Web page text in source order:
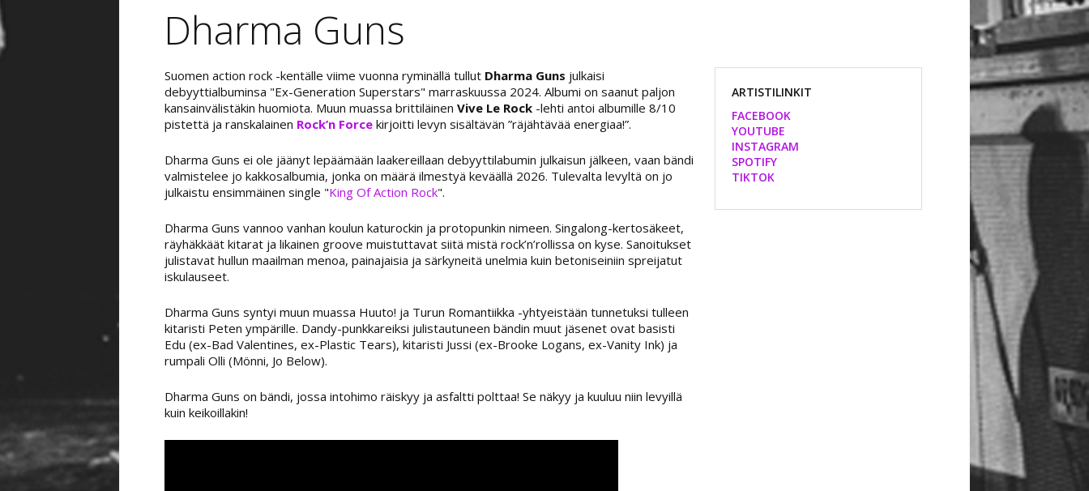
Dharma Guns
Suomen action rock -kentälle viime vuonna ryminällä tullut Dharma Guns julkaisi
debyyttialbuminsa "Ex-Generation Superstars" marraskuussa 2024. Albumi on saanut paljon
kansainvälistäkin huomiota. Muun muassa brittiläinen Vive Le Rock -lehti antoi albumille 8/10
pistettä ja ranskalainen Rock’n Force kirjoitti levyn sisältävän ”räjähtävää energiaa!”.
Dharma Guns ei ole jäänyt lepäämään laakereillaan debyyttilabumin julkaisun jälkeen, vaan bändi
valmistelee jo kakkosalbumia, jonka on määrä ilmestyä keväällä 2026. Tulevalta levyltä on jo
julkaistu ensimmäinen single "King Of Action Rock".
Dharma Guns vannoo vanhan koulun katurockin ja protopunkin nimeen. Singalong-kertosäkeet,
räyhäkkäät kitarat ja likainen groove muistuttavat siitä mistä rock’n’rollissa on kyse. Sanoitukset
julistavat hullun maailman menoa, painajaisia ja särkyneitä unelmia kuin betoniseiniin spreijatut
iskulauseet.
Dharma Guns syntyi muun muassa Huuto! ja Turun Romantiikka -yhtyeistään tunnetuksi tulleen
kitaristi Peten ympärille. Dandy-punkkareiksi julistautuneen bändin muut jäsenet ovat basisti
Edu (ex-Bad Valentines, ex-Plastic Tears), kitaristi Jussi (ex-Brooke Logans, ex-Vanity Ink) ja
rumpali Olli (Mönni, Jo Below).
Dharma Guns on bändi, jossa intohimo räiskyy ja asfaltti polttaa! Se näkyy ja kuuluu niin levyillä
kuin keikoillakin!
ARTISTILINKIT
FACEBOOK
YOUTUBE
INSTAGRAM
SPOTIFY
TIKTOK